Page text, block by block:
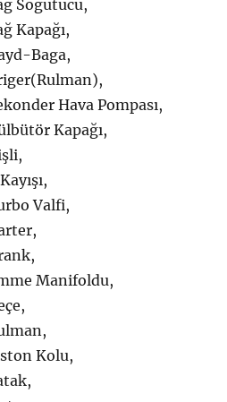
Soğutucu,
Kapağı,
Baga,
Hava Pompası,
Kapağı,
Valfi,
Manifoldu,
Kolu,